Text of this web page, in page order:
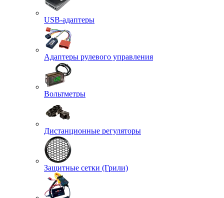
USB-адаптеры
Адаптеры рулевого управления
Вольтметры
Дистанционные регуляторы
Защитные сетки (Грили)